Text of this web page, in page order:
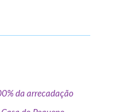
da arrecadação